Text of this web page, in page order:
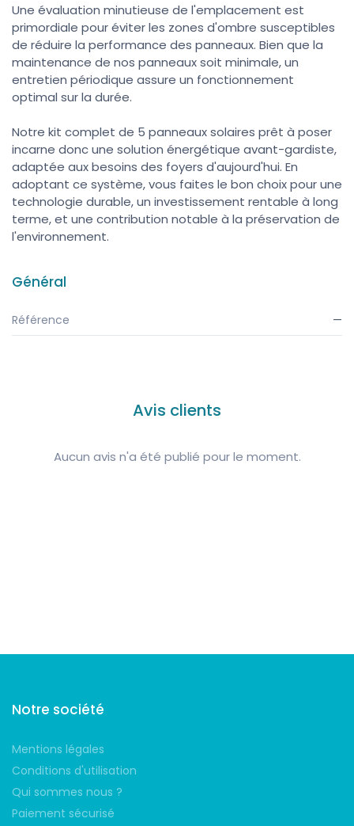
Une évaluation minutieuse de l'emplacement est
primordiale pour éviter les zones d'ombre susceptibles
de réduire la performance des panneaux. Bien que la
maintenance de nos panneaux soit minimale, un
entretien périodique assure un fonctionnement
optimal sur la durée.
Notre kit complet de 5 panneaux solaires prêt à poser
incarne donc une solution énergétique avant-gardiste,
adaptée aux besoins des foyers d'aujourd'hui. En
adoptant ce système, vous faites le bon choix pour une
technologie durable, un investissement rentable à long
terme, et une contribution notable à la préservation de
l'environnement.
Général
Référence —
Avis clients
Aucun avis n'a été publié pour le moment.
Notre société
Mentions légales
Conditions d'utilisation
Qui sommes nous ?
Paiement sécurisé